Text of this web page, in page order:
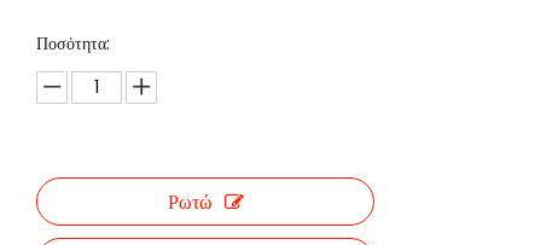
Ποσότητα:
Ρωτώ